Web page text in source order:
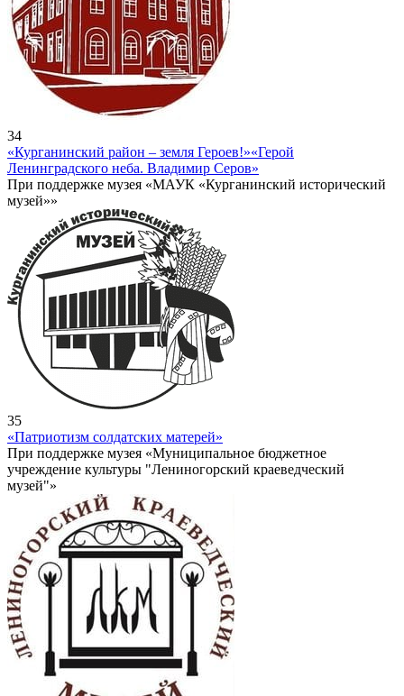
34
«Курганинский район – земля Героев!»«Герой
Ленинградского неба. Владимир Серов»
При поддержке музея «МАУК «Курганинский исторический
музей»»
35
«Патриотизм солдатских матерей»
При поддержке музея «Муниципальное бюджетное
учреждение культуры "Лениногорский краеведческий
музей"»